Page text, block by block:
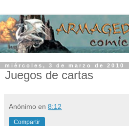
miércoles, 3 de marzo de 2010
Juegos de cartas
Anónimo en 8:12
Compartir